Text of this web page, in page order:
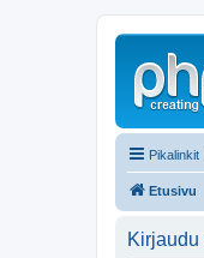
Pikalinkit
Etusivu